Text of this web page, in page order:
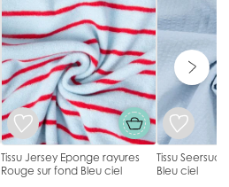
Tissu Jersey Eponge rayures
Rouge sur fond Bleu ciel
Tissu
Bleu ciel